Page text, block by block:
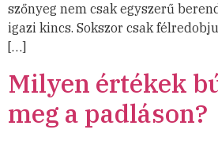
szőnyeg nem csak egyszerű
igazi kincs. Sokszor csak
[…]
Milyen értékek
meg a padláson?